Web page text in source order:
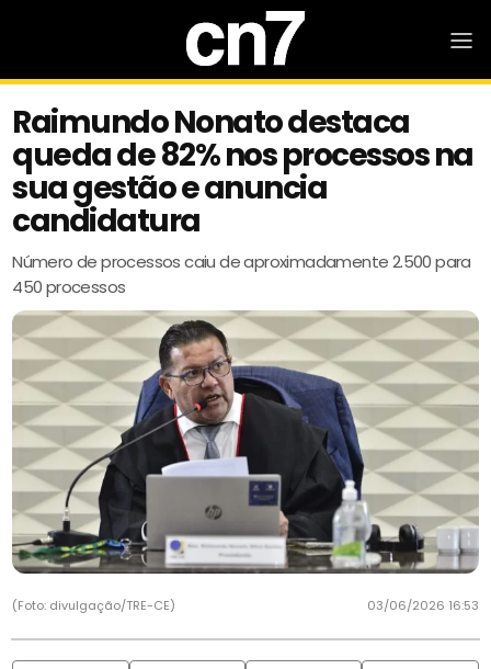
Raimundo Nonato destaca
queda de 82% nos processos na
sua gestão e anuncia
candidatura
Número de processos caiu de aproximadamente 2.500 para
450 processos
(Foto: divulgação/TRE-CE) 03/06/2026 16:53